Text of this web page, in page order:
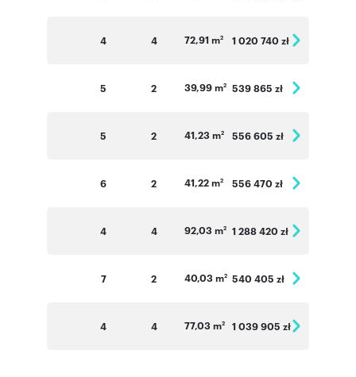
4 4 72,91 m2 1 020 740 zł
5 2 39,99 m2 539 865 zł
5 2 41,23 m2 556 605 zł
6 2 41,22 m2 556 470 zł
4 4 92,03 m2 1 288 420 zł
7 2 40,03 m2 540 405 zł
4 4 77,03 m2 1 039 905 zł